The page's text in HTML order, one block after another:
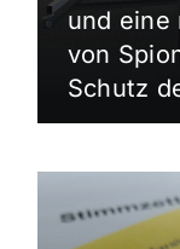
und eine
von
Schutz